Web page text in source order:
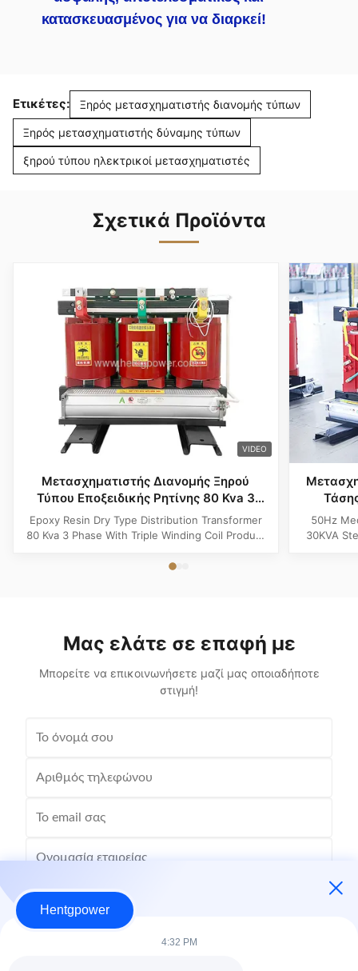
κατασκευασμένος για να διαρκεί!
Ετικέτες: Ξηρός μετασχηματιστής διανομής τύπων
Ξηρός μετασχηματιστής δύναμης τύπων
ξηρού τύπου ηλεκτρικοί μετασχηματιστές
Σχετικά Προϊόντα
VIDEO
Μετασχηματιστής Διανομής Ξηρού
Τύπου Εποξειδικής Ρητίνης 80 Kva 3
Φάσεων με Πηνίο Τριπλής Ελίκωσης
Epoxy Resin Dry Type Distribution Transformer
80 Kva 3 Phase With Triple Winding Coil Product
transformer, distribution transformer, Dry Type
50Hz
30KVA
Μας ελάτε σε επαφή με
Μπορείτε να επικοινωνήσετε μαζί μας οποιαδήποτε
στιγμή!
Hentgpower
4:32 PM